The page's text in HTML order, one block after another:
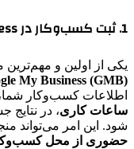
1. ثبت کسب‌وکار در Google My Business
یکی از اولین و مهم‌ترین
My Business (GMB)
اطلاعات کسب‌وکار
ساعات کاری، در
شود. این امر می‌تواند
حضوری از محل